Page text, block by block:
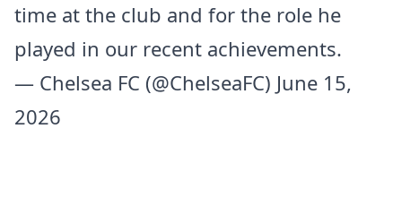
time at the club and for the role he
played in our recent achievements.
— Chelsea FC (@ChelseaFC) June 15,
2026